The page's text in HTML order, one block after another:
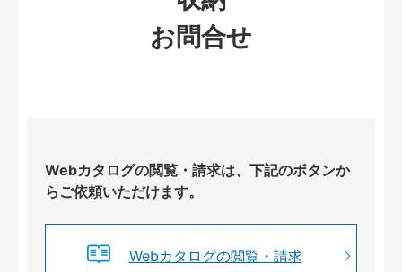
お問合せ
Webカタログの閲覧・請求は、下記のボタンか
らご依頼いただけます。
Webカタログの閲覧・請求